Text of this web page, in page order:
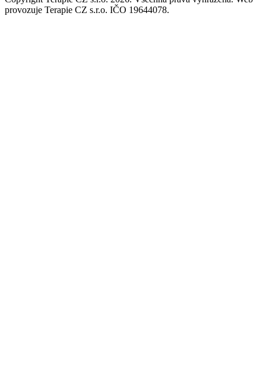
provozuje Terapie CZ s.r.o. IČO 19644078.